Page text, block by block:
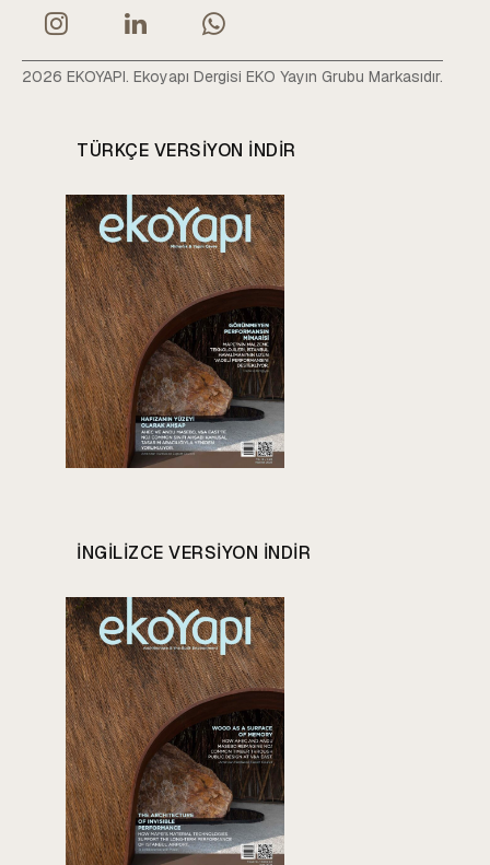
2026 EKOYAPI. Ekoyapı Dergisi EKO Yayın Grubu Markasıdır.
TÜRKÇE VERSIYON INDIR
INGILIZCE VERSIYON INDIR